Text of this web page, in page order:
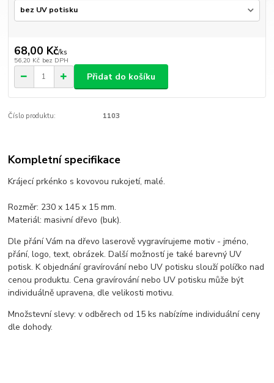
68,00 Kč/ks
56,20 Kč bez DPH
Přidat do košíku
Číslo produktu: 1103
Kompletní specifikace
Krájecí prkénko s kovovou rukojetí, malé.
Rozměr: 230 x 145 x 15 mm.
Materiál: masivní dřevo (buk).
Dle přání Vám na dřevo laserově vygravírujeme motiv - jméno,
přání, logo, text, obrázek. Další možností je také barevný UV
potisk. K objednání gravírování nebo UV potisku slouží políčko nad
cenou produktu. Cena gravírování nebo UV potisku může být
individuálně upravena, dle velikosti motivu.
Množstevní slevy: v odběrech od 15 ks nabízíme individuální ceny
dle dohody.